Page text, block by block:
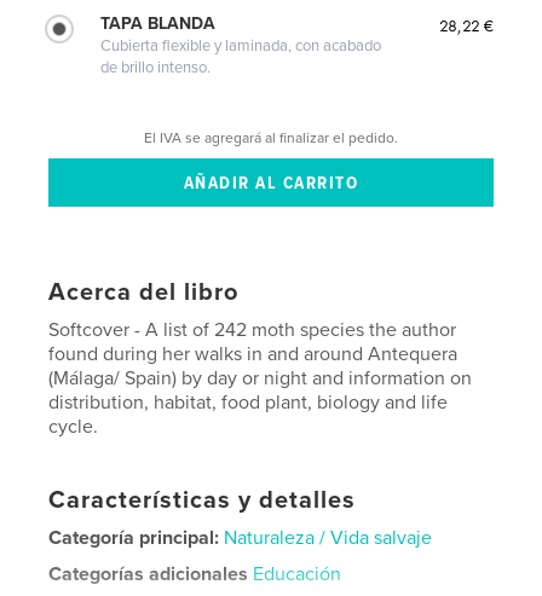
TAPA BLANDA
Cubierta flexible y laminada, con acabado
de brillo intenso.
28,22 €
El IVA se agregará al finalizar el pedido.
Acerca del libro
Softcover - A list of 242 moth species the author
found during her walks in and around Antequera
(Málaga/ Spain) by day or night and information on
distribution, habitat, food plant, biology and life
cycle.
Características y detalles
Categoría principal: Naturaleza / Vida salvaje
Categorías adicionales Educación